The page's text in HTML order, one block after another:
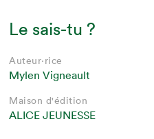
Le sais-tu ?
Auteur·rice
Mylen Vigneault
Maison d'édition
ALICE JEUNESSE